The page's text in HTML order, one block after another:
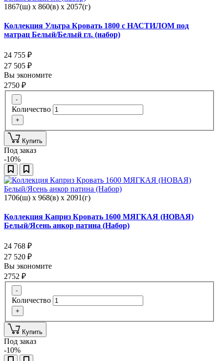
1867(ш) x 860(в) x 2057(г)
Коллекция Ультра Кровать 1800 с НАСТИЛОМ под
матрац Белый/Белый гл. (набор)
24 755 ₽
27 505 ₽
Вы экономите
2750 ₽
-
Количество
+
Купить
Под заказ
-10%
1706(ш) x 968(в) x 2091(г)
Коллекция Каприз Кровать 1600 МЯГКАЯ (НОВАЯ)
Белый/Ясень анкор патина (Набор)
24 768 ₽
27 520 ₽
Вы экономите
2752 ₽
-
Количество
+
Купить
Под заказ
-10%